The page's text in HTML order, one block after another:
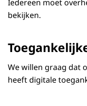
Iedereen moet
bekijken.
We willen graag dat
heeft digitale